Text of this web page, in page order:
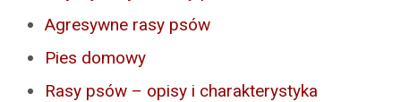
Agresywne rasy psów
Pies domowy
Rasy psów – opisy i charakterystyka